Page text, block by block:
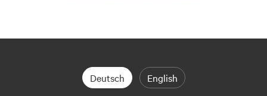
Deutsch English